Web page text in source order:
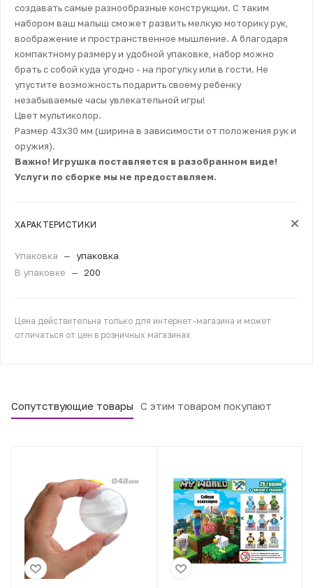
создавать самые разнообразные конструкции. С таким
набором ваш малыш сможет развить мелкую моторику рук,
воображение и пространственное мышление. А благодаря
компактному размеру и удобной упаковке, набор можно
брать с собой куда угодно - на прогулку или в гости. Не
упустите возможность подарить своему ребенку
незабываемые часы увлекательной игры!
Цвет мультиколор.
Размер 43х30 мм (ширина в зависимости от положения рук и
оружия).
Важно! Игрушка поставляется в разобранном виде!
Услуги по сборке мы не предоставляем.
ХАРАКТЕРИСТИКИ
Упаковка —
упаковка
В упаковке
— 200
Цена действительна только для интернет-магазина и может
отличаться от цен в розничных магазинах
Сопутствующие товары С этим товаром покупают